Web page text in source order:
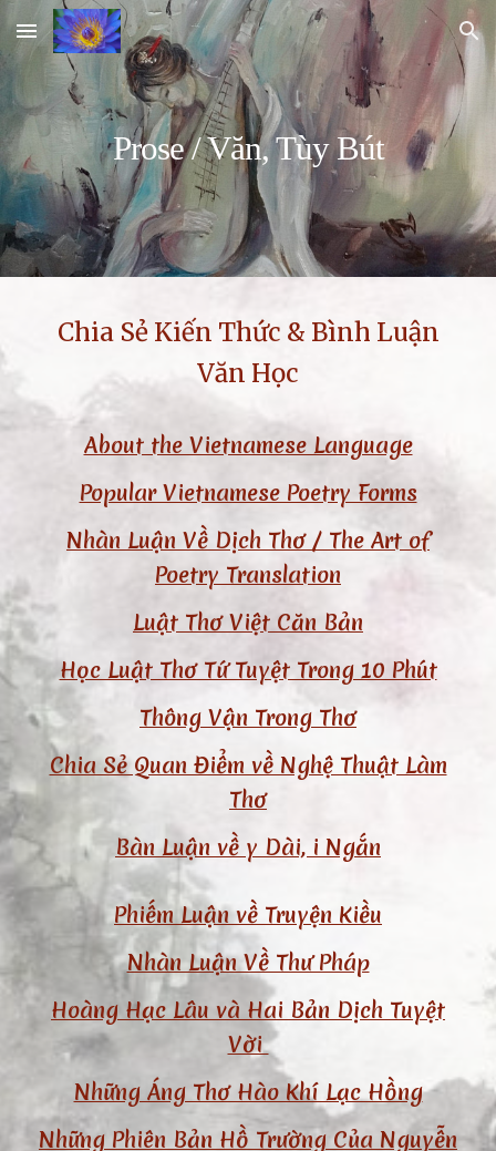
Skip to main content Skip to navigation
Prose / Văn, Tùy Bút
Chia Sẻ Kiến Thức & Bình Luận
Văn Học
About the Vietnamese Language
Popular Vietnamese Poetry Forms
Nhàn Luận Về Dịch Thơ / The Art of
Poetry Translation
Luật Thơ Việt Căn Bản
Học Luật Thơ Tứ Tuyệt Trong 10 Phút
Thông Vận Trong Thơ
Chia Sẻ Quan Điểm về Nghệ Thuật Làm
Thơ
Bàn Luận về y Dài, i Ngắn
Phiếm Luận về Truyện Kiều
Nhàn Luận Về Thư Pháp
Hoàng Hạc Lâu và Hai Bản Dịch Tuyệt
Vời
Những Áng Thơ Hào Khí Lạc Hồng
Những Phiên Bản Hồ Trường Của Nguyễn